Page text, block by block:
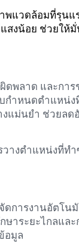
พแวดล้อมที่รุนแ
สงน้อย ช่วยให้
ดพลาด และกา
กำหนดตำแหน่
แม่นยำ ช่วยลด
วางตำแหน่งที่ท
จัดการงานอัตโ
ษาระยะไกลแล
อมูล